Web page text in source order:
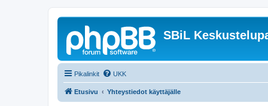
SBiL
Pikalinkit UKK
Etusivu Yhteystiedot käyttäjälle